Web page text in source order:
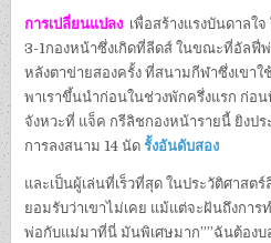
การเปลี่ยนแปลง เพื่อสร้างแรงบันดาลใ
3-1กองหน้าซึ่งเกิดที่ลีดส์ ในขณะที่อัลฟี่
หลังตาข่ายสองครั้ง ที่สนามกีฬาซึ่งเขาใ
พาเราขึ้นนําก่อนในช่วงพักครึ่งแรก ก่อ
จังหวะที่ แจ็ค กรีลิชกองหน้ารายนี้ ยิงป
การลงสนาม 14 นัดรั้งอันดับสอง
และเป็นผู้เล่นที่เร็วที่สุด ในประวัติศาสต
ยอมรับว่าเขาไม่เคย แม้แต่จะฝันถึงการ
พ่อกับแม่มาที่นี่ มันพิเศษมาก””ฉันต้องบ